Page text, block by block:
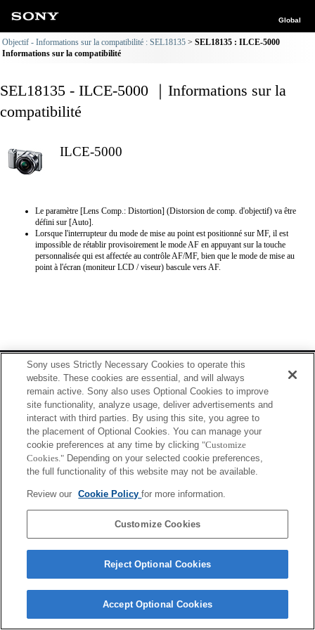
Global
Objectif - Informations sur la compatibilité : SEL18135
SEL18135 : ILCE-5000
Informations sur la compatibilité
SEL18135 - ILCE-5000 ｜Informations sur la
compatibilité
ILCE-5000
Le paramètre [Lens Comp.: Distortion] (Distorsion de comp. d'objectif) va être
défini sur [Auto].
Lorsque l'interrupteur du mode de mise au point est positionné sur MF, il est
impossible de rétablir provisoirement le mode AF en appuyant sur la touche
personnalisée qui est affectée au contrôle AF/MF, bien que le mode de mise au
point à l'écran (moniteur LCD / viseur) bascule vers AF.
Copyright 2026 Sony Corporation
Sony uses Strictly Necessary Cookies to operate this
website. These cookies are essential, and will always
remain active. Sony also uses Optional Cookies to improve
site functionality, analyze usage, deliver advertisements and
interact with third parties. By using this site, you agree to
the placement of Optional Cookies. You can manage your
cookie preferences at any time by clicking "Customize
Cookies." Depending on your selected cookie preferences,
the full functionality of this website may not be available.
Review our Cookie Policyfor more information.
Customize Cookies
Reject Optional Cookies
Accept Optional Cookies